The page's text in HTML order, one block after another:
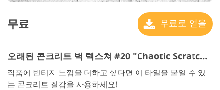
무료 무료로 얻을
오래된 콘크리트 벽 텍스쳐 #20 "Chaotic Scratches"
작품에 빈티지 느낌을 더하고 싶다면 이 타일을 붙일 수 있
는 콘크리트 질감을 사용하세요!